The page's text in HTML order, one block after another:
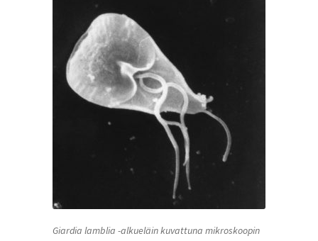
Giardia lamblia -alkueläin kuvattuna mikroskoopin